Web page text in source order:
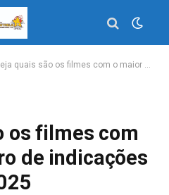
quais são os filmes com o maior número de indicações no Oscar de 2025
os filmes com
de indicações